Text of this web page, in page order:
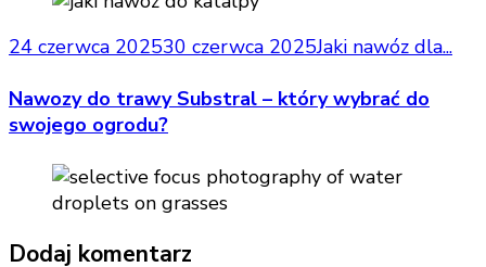
24 czerwca 202530 czerwca 2025Jaki nawóz dla...
Nawozy do trawy Substral – który wybrać do
swojego ogrodu?
Dodaj komentarz